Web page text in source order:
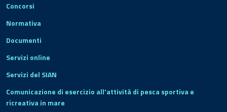
Concorsi
Normativa
Documenti
Servizi online
Servizi del SIAN
Comunicazione di esercizio all'attività di pesca sportiva e
ricreativa in mare